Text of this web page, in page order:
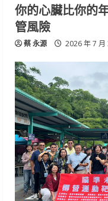
你的心臟比你的
管風險
蔡 永源 2026 年 7 月